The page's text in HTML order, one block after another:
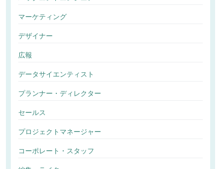
マーケティング
デザイナー
広報
データサイエンティスト
プランナー・ディレクター
セールス
プロジェクトマネージャー
コーポレート・スタッフ